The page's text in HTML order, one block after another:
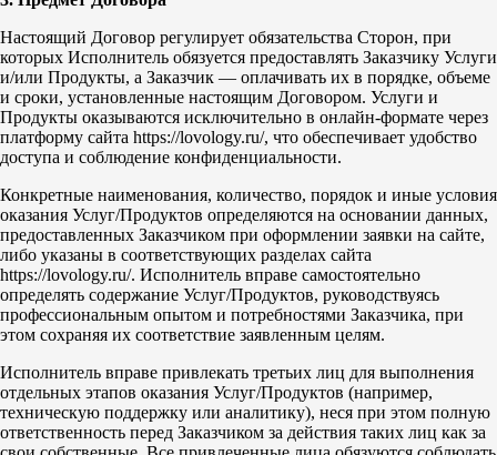
Настоящий Договор регулирует обязательства Сторон, при
которых Исполнитель обязуется предоставлять Заказчику Услуги
и/или Продукты, а Заказчик — оплачивать их в порядке, объеме
и сроки, установленные настоящим Договором. Услуги и
Продукты оказываются исключительно в онлайн-формате через
платформу сайта https://lovology.ru/, что обеспечивает удобство
доступа и соблюдение конфиденциальности.
Конкретные наименования, количество, порядок и иные условия
оказания Услуг/Продуктов определяются на основании данных,
предоставленных Заказчиком при оформлении заявки на сайте,
либо указаны в соответствующих разделах сайта
https://lovology.ru/. Исполнитель вправе самостоятельно
определять содержание Услуг/Продуктов, руководствуясь
профессиональным опытом и потребностями Заказчика, при
этом сохраняя их соответствие заявленным целям.
Исполнитель вправе привлекать третьих лиц для выполнения
отдельных этапов оказания Услуг/Продуктов (например,
техническую поддержку или аналитику), неся при этом полную
ответственность перед Заказчиком за действия таких лиц как за